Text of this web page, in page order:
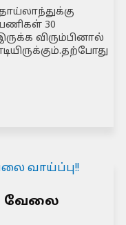
30
விரும்பினால்
வேலை